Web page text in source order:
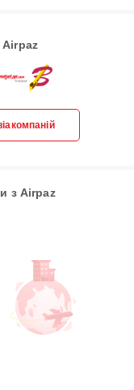
Airpaz
з Airpaz